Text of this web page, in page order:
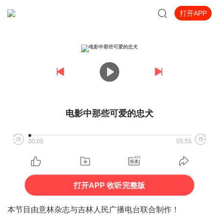
打开APP
电影中那些可爱的忠犬
00:00 05:55
打开APP 收听完整版
本节目由意林杂志与吉林人民广播电台联合制作！